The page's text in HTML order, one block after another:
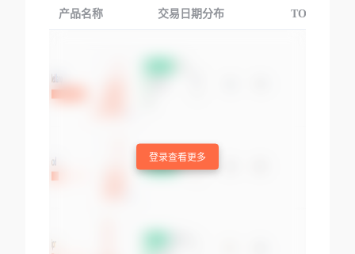
产品名称 交易日期分布 TOP3交易国
登录查看更多